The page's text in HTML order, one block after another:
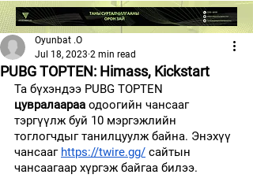
PUBG TOPTEN: Himass, Kickstart
Oyunbat .O
Jul 18, 2023 2 min read
Та бүхэндээ PUBG TOPTEN
цувралаараа одоогийн чансааг
тэргүүлж буй 10 мэргэжлийн
тоглогчдыг танилцуулж байна. Энэхүү
чансааг https://twire.gg/ сайтын
чансаагаар хүргэж байгаа билээ.